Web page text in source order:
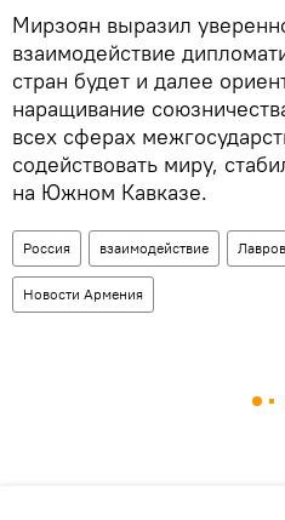
Мирзоян выразил
взаимодействие
стран будет и далее
наращивание
всех сферах
содействовать миру,
на Южном Кавказе.
Россия взаимодействие
Новости Армения